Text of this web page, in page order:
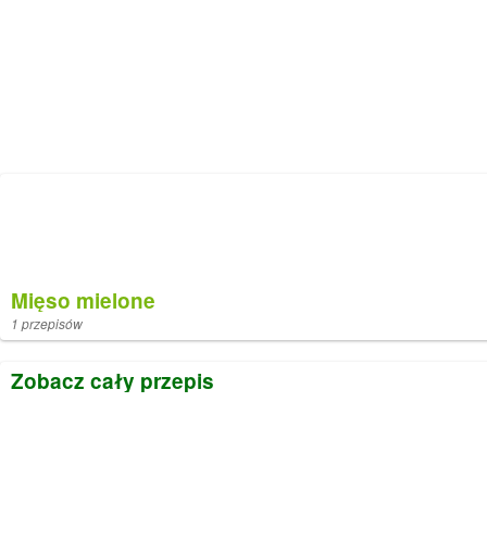
Mięso mielone
1 przepisów
Zobacz cały przepis